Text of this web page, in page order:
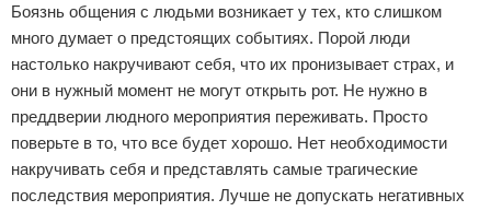
Боязнь общения с людьми возникает у тех, кто слишком
много думает о предстоящих событиях. Порой люди
настолько накручивают себя, что их пронизывает страх, и
они в нужный момент не могут открыть рот. Не нужно в
преддверии людного мероприятия переживать. Просто
поверьте в то, что все будет хорошо. Нет необходимости
накручивать себя и представлять самые трагические
последствия мероприятия. Лучше не допускать негативных